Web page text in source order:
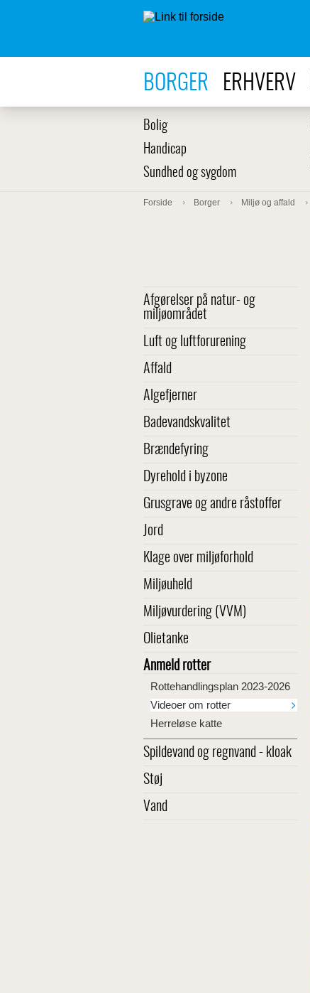
BORGER ERHVERV
Bolig
Handicap
Sundhed og sygdom
Forside Borger Miljø og affald
Afgørelser på natur- og
miljøområdet
Luft og luftforurening
Affald
Algefjerner
Badevandskvalitet
Brændefyring
Dyrehold i byzone
Grusgrave og andre råstoffer
Jord
Klage over miljøforhold
Miljøuheld
Miljøvurdering (VVM)
Olietanke
Anmeld rotter
Rottehandlingsplan 2023-2026
Videoer om rotter
Herreløse katte
Spildevand og regnvand - kloak
Støj
Vand